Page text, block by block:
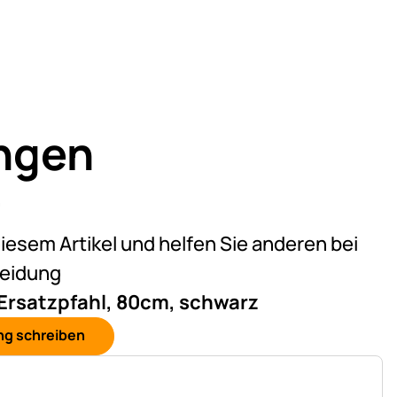
5 (1 Bewertungen)
Artikel und helfen Sie anderen bei
80cm, schwarz
schreiben